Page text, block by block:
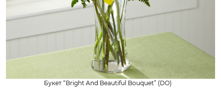
Букет “Bright And Beautiful Bouquet” (DO)